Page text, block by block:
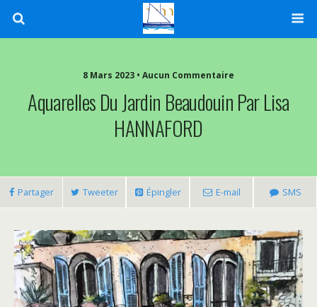
8 Mars 2023 • Aucun Commentaire
Aquarelles Du Jardin Beaudouin Par Lisa
HANNAFORD
Partager Tweeter Épingler E-mail SMS